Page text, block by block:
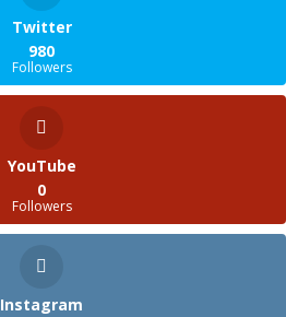
Twitter
980
Followers
YouTube
0
Followers
Instagram